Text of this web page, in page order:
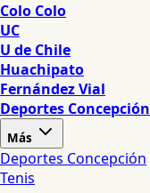
Colo Colo
UC
U de Chile
Huachipato
Fernández Vial
Deportes Concepción
Más
Deportes Concepción
Tenis